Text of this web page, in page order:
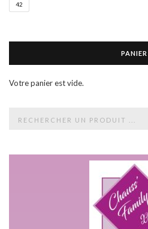
42
PANIER
Votre panier est vide.